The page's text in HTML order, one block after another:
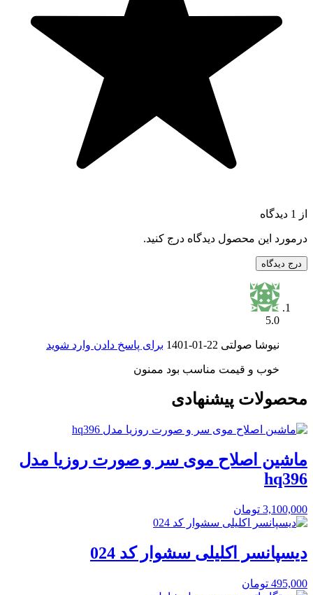
از 1 دیدگاه
درمورد این محصول دیدگاه درج کنید.
درج دیدگاه
5.0
نیوشا صولتی 1401-01-22 برای پاسخ دادن وارد شوید
خوب و قیمت مناسب بود ممنون
محصولات پیشنهادی
ماشین اصلاح موی سر و صورت روزیا مدل
hq396
3,100,000 تومان
دیسپانسر اکلیلی سشوار کد 024
495,000 تومان